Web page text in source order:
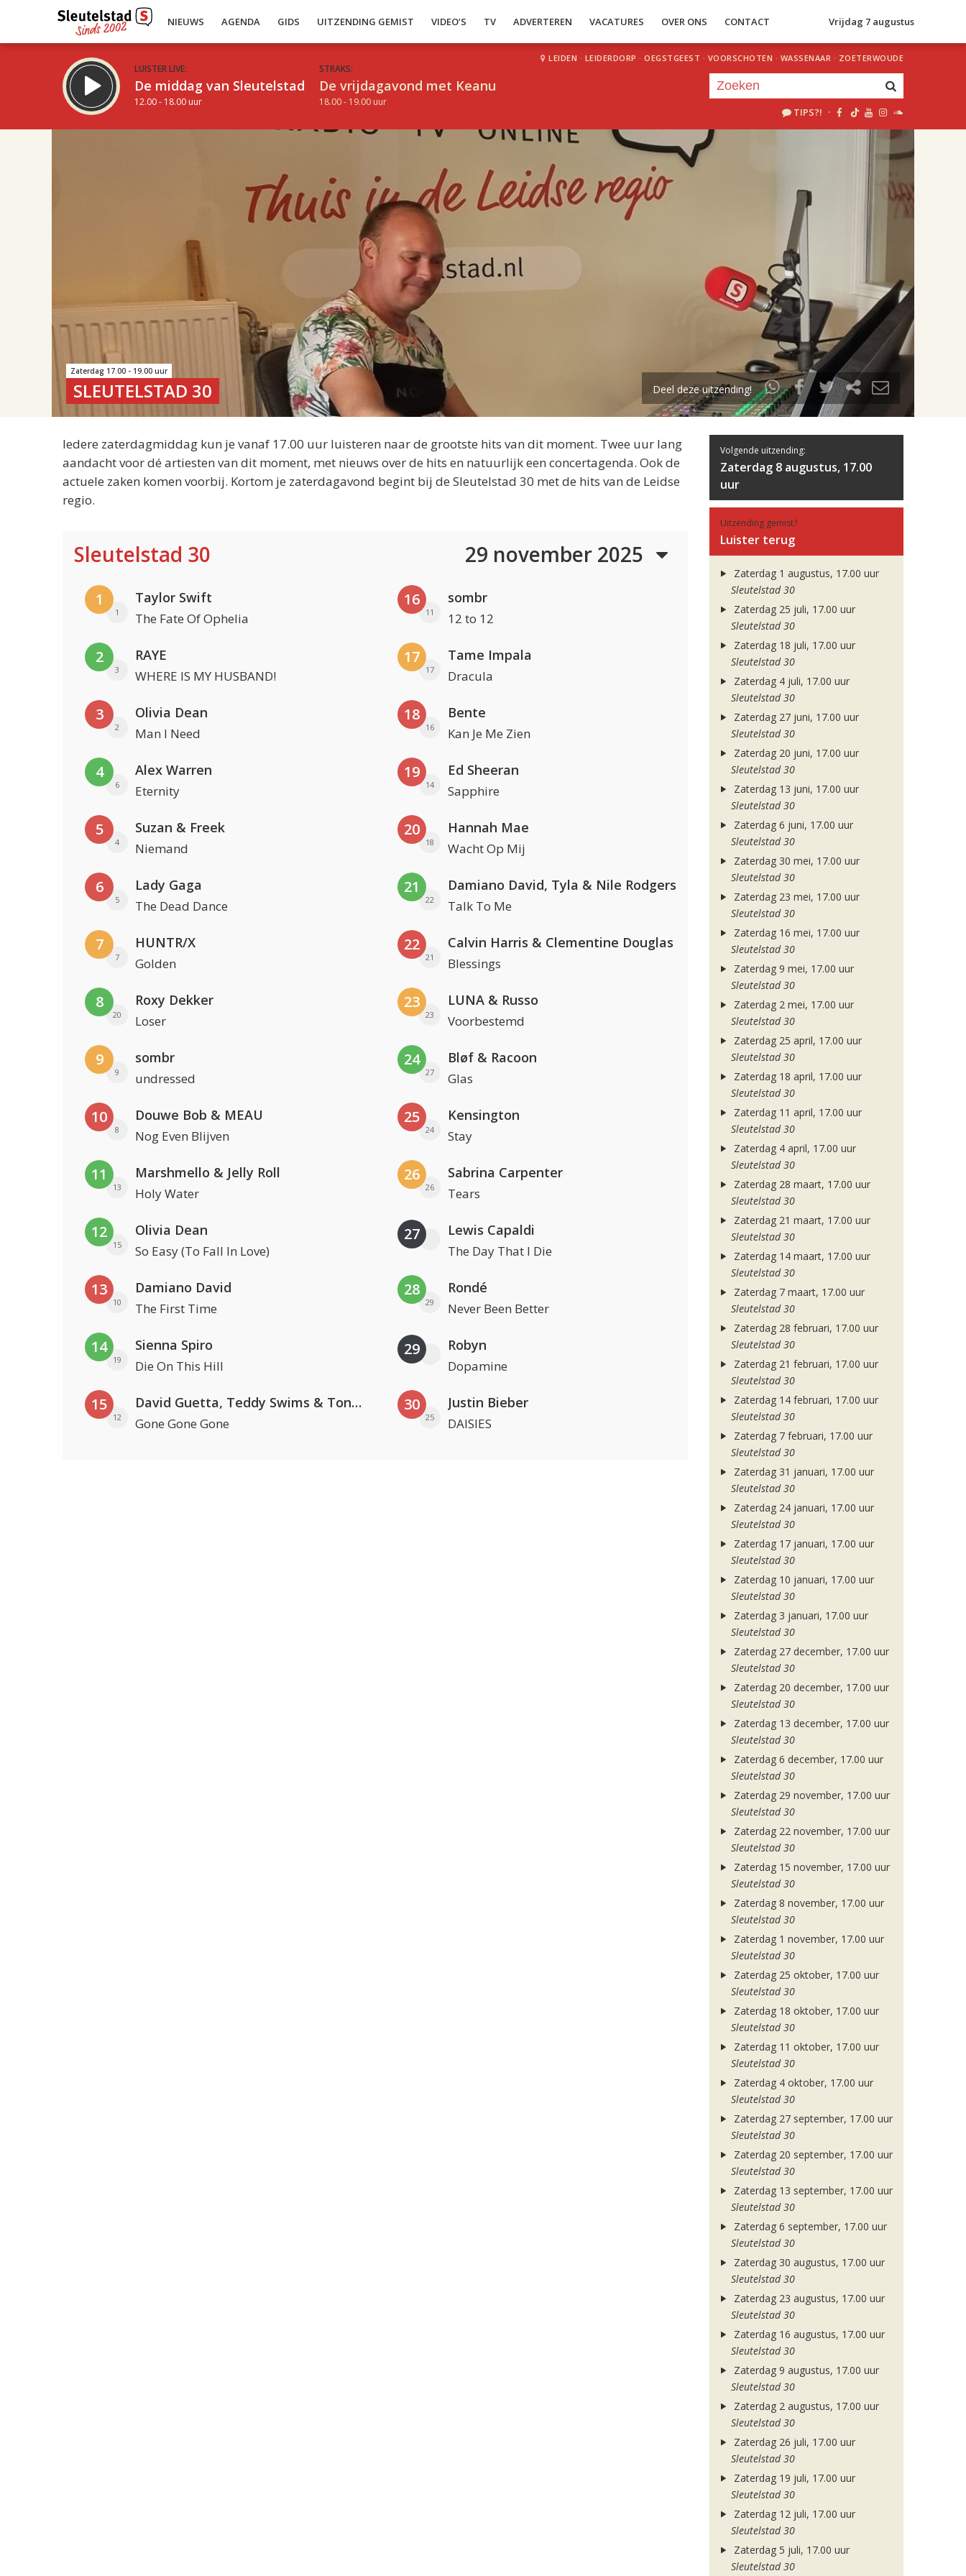
NIEUWS AGENDA GIDS UITZENDING GEMIST VIDEO’S TV ADVERTEREN VACATURES OVER ONS CONTACT Vrijdag 7 augustus
LUISTER LIVE:
De middag van Sleutelstad
12.00 - 18.00 uur
STRAKS:
De vrijdagavond met Keanu
18.00 - 19.00 uur
LEIDEN · LEIDERDORP · OEGSTGEEST · VOORSCHOTEN · WASSENAAR · ZOETERWOUDE
TIPS?! ·
uur 1 van 2
Volgend uur
Zaterdag 17.00 - 19.00 uur
SLEUTELSTAD 30 Deel deze uitzending!
Iedere zaterdagmiddag kun je vanaf 17.00 uur luisteren naar de grootste hits van dit moment. Twee uur lang
aandacht voor dé artiesten van dit moment, met nieuws over de hits en natuurlijk een concertagenda. Ook de
actuele zaken komen voorbij. Kortom je zaterdagavond begint bij de Sleutelstad 30 met de hits van de Leidse
regio.
Sleutelstad 30 29 november 2025
1
1
Taylor Swift
The Fate Of Ophelia
2
3
RAYE
WHERE IS MY HUSBAND!
3
2
Olivia Dean
Man I Need
4
6
Alex Warren
Eternity
5
4
Suzan & Freek
Niemand
6
5
Lady Gaga
The Dead Dance
7
7
HUNTR/X
Golden
8
20
Roxy Dekker
Loser
9
9
sombr
undressed
10
8
Douwe Bob & MEAU
Nog Even Blijven
11
13
Marshmello & Jelly Roll
Holy Water
12
15
Olivia Dean
So Easy (To Fall In Love)
13
10
Damiano David
The First Time
14
19
Sienna Spiro
Die On This Hill
15
12
David Guetta, Teddy Swims & Tones And I
Gone Gone Gone
16
11
sombr
12 to 12
17
17
Tame Impala
Dracula
18
16
Bente
Kan Je Me Zien
19
14
Ed Sheeran
Sapphire
20
18
Hannah Mae
Wacht Op Mij
21
22
Damiano David, Tyla & Nile Rodgers
Talk To Me
22
21
Calvin Harris & Clementine Douglas
Blessings
23
23
LUNA & Russo
Voorbestemd
24
27
Bløf & Racoon
Glas
25
24
Kensington
Stay
26
26
Sabrina Carpenter
Tears
27 Lewis Capaldi
The Day That I Die
28
29
Rondé
Never Been Better
29 Robyn
Dopamine
30
25
Justin Bieber
DAISIES
Volgende uitzending:
Zaterdag 8 augustus, 17.00
uur
Uitzending gemist?
Luister terug
Zaterdag 1 augustus, 17.00 uur
Sleutelstad 30
Zaterdag 25 juli, 17.00 uur
Sleutelstad 30
Zaterdag 18 juli, 17.00 uur
Sleutelstad 30
Zaterdag 4 juli, 17.00 uur
Sleutelstad 30
Zaterdag 27 juni, 17.00 uur
Sleutelstad 30
Zaterdag 20 juni, 17.00 uur
Sleutelstad 30
Zaterdag 13 juni, 17.00 uur
Sleutelstad 30
Zaterdag 6 juni, 17.00 uur
Sleutelstad 30
Zaterdag 30 mei, 17.00 uur
Sleutelstad 30
Zaterdag 23 mei, 17.00 uur
Sleutelstad 30
Zaterdag 16 mei, 17.00 uur
Sleutelstad 30
Zaterdag 9 mei, 17.00 uur
Sleutelstad 30
Zaterdag 2 mei, 17.00 uur
Sleutelstad 30
Zaterdag 25 april, 17.00 uur
Sleutelstad 30
Zaterdag 18 april, 17.00 uur
Sleutelstad 30
Zaterdag 11 april, 17.00 uur
Sleutelstad 30
Zaterdag 4 april, 17.00 uur
Sleutelstad 30
Zaterdag 28 maart, 17.00 uur
Sleutelstad 30
Zaterdag 21 maart, 17.00 uur
Sleutelstad 30
Zaterdag 14 maart, 17.00 uur
Sleutelstad 30
Zaterdag 7 maart, 17.00 uur
Sleutelstad 30
Zaterdag 28 februari, 17.00 uur
Sleutelstad 30
Zaterdag 21 februari, 17.00 uur
Sleutelstad 30
Zaterdag 14 februari, 17.00 uur
Sleutelstad 30
Zaterdag 7 februari, 17.00 uur
Sleutelstad 30
Zaterdag 31 januari, 17.00 uur
Sleutelstad 30
Zaterdag 24 januari, 17.00 uur
Sleutelstad 30
Zaterdag 17 januari, 17.00 uur
Sleutelstad 30
Zaterdag 10 januari, 17.00 uur
Sleutelstad 30
Zaterdag 3 januari, 17.00 uur
Sleutelstad 30
Zaterdag 27 december, 17.00 uur
Sleutelstad 30
Zaterdag 20 december, 17.00 uur
Sleutelstad 30
Zaterdag 13 december, 17.00 uur
Sleutelstad 30
Zaterdag 6 december, 17.00 uur
Sleutelstad 30
Zaterdag 29 november, 17.00 uur
Sleutelstad 30
Zaterdag 22 november, 17.00 uur
Sleutelstad 30
Zaterdag 15 november, 17.00 uur
Sleutelstad 30
Zaterdag 8 november, 17.00 uur
Sleutelstad 30
Zaterdag 1 november, 17.00 uur
Sleutelstad 30
Zaterdag 25 oktober, 17.00 uur
Sleutelstad 30
Zaterdag 18 oktober, 17.00 uur
Sleutelstad 30
Zaterdag 11 oktober, 17.00 uur
Sleutelstad 30
Zaterdag 4 oktober, 17.00 uur
Sleutelstad 30
Zaterdag 27 september, 17.00 uur
Sleutelstad 30
Zaterdag 20 september, 17.00 uur
Sleutelstad 30
Zaterdag 13 september, 17.00 uur
Sleutelstad 30
Zaterdag 6 september, 17.00 uur
Sleutelstad 30
Zaterdag 30 augustus, 17.00 uur
Sleutelstad 30
Zaterdag 23 augustus, 17.00 uur
Sleutelstad 30
Zaterdag 16 augustus, 17.00 uur
Sleutelstad 30
Zaterdag 9 augustus, 17.00 uur
Sleutelstad 30
Zaterdag 2 augustus, 17.00 uur
Sleutelstad 30
Zaterdag 26 juli, 17.00 uur
Sleutelstad 30
Zaterdag 19 juli, 17.00 uur
Sleutelstad 30
Zaterdag 12 juli, 17.00 uur
Sleutelstad 30
Zaterdag 5 juli, 17.00 uur
Sleutelstad 30